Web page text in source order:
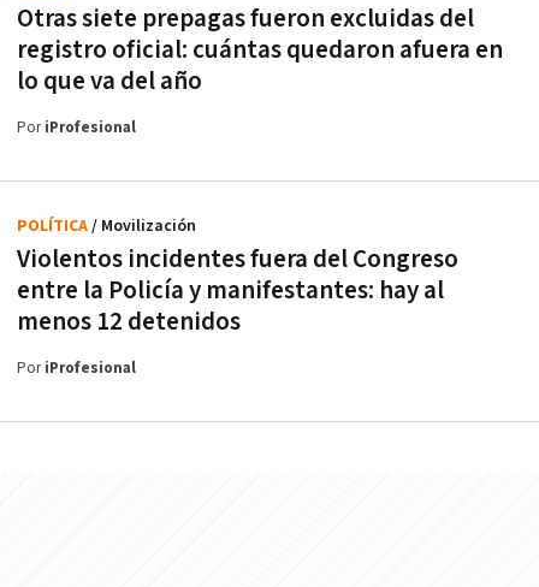
Otras siete prepagas fueron excluidas del
registro oficial: cuántas quedaron afuera en
lo que va del año
PoriProfesional
Violentos incidentes fuera del Congreso
entre la Policía y manifestantes: hay al
menos 12 detenidos
POLÍTICA/ Movilización
PoriProfesional